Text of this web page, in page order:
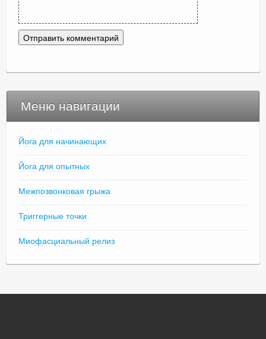
Меню навигации
Йога для начинающих
Йога для опытных
Межпозвонковая грыжа
Триггерные точки
Миофасциальный релиз